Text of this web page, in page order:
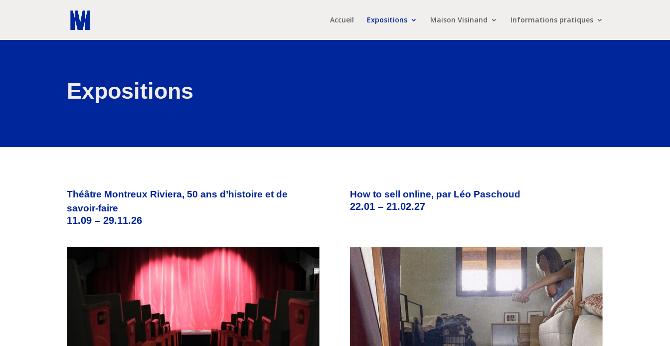
Accueil Expositions Maison Visinand Informations pratiques
Expositions
Théâtre Montreux Riviera,50 ans d’histoire et de
savoir-faire
11.09 – 29.11.26
How to sell online, par Léo Paschoud
22.01 – 21.02.27